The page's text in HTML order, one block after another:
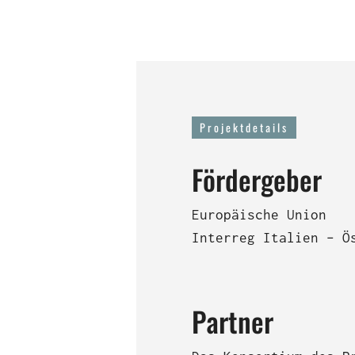
Projektdetails
Fördergeber
Europäische Union
Interreg Italien –
Partner